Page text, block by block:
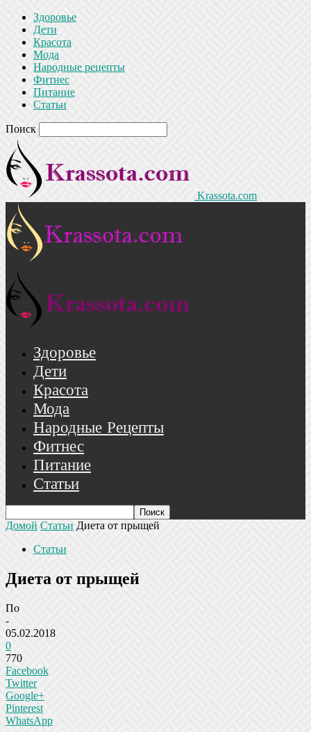
Здоровье
Дети
Красота
Мода
Народные рецепты
Фитнес
Питание
Статьи
Поиск
Krassota.com
Здоровье
Дети
Красота
Мода
Народные Рецепты
Фитнес
Питание
Статьи
Домой Статьи Диета от прыщей
Статьи
Диета от прыщей
По
-
05.02.2018
0
770
Facebook
Twitter
Google+
Pinterest
WhatsApp